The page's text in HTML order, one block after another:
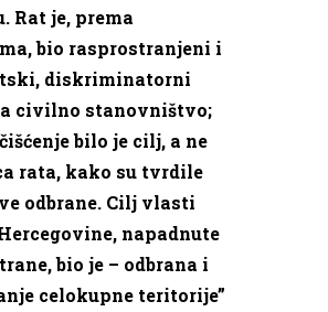
Rat je, prema
bio rasprostranjeni i
diskriminatorni
civilno stanovništvo;
bilo je cilj, a ne
rata, kako su tvrdile
odbrane. Cilj vlasti
napadnute
bio je – odbrana i
celokupne teritorije”